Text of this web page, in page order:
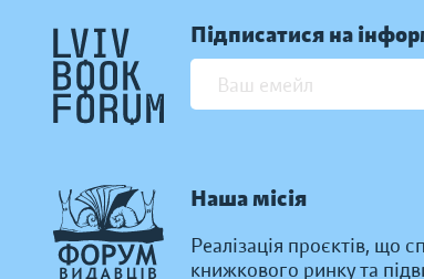
Підписатися на
Наша місія
Реалізація проєктів, що
книжкового ринку та